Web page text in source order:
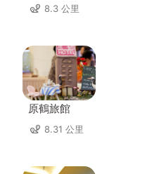
8.3 公里
原鶴旅館
8.31 公里